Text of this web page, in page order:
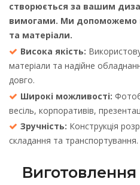
створюється за вашим
вимогами. Ми допоможемо
та матеріали.
Висока якість:
матеріали та надійне
довго.
Широкі можливості:
весіль, корпоративів,
Зручність: Конструкція
складання та транспортування.